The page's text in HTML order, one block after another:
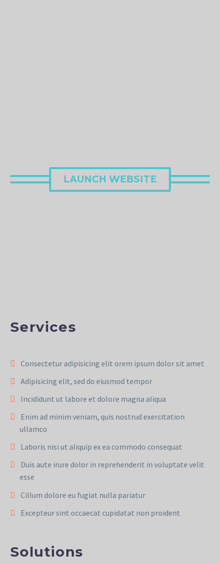
LAUNCH WEBSITE
Services
Consectetur adipisicing elit orem ipsum dolor sit amet
Adipisicing elit, sed do eiusmod tempor
Incididunt ut labore et dolore magna aliqua
Enim ad minim veniam, quis nostrud exercitation
ullamco
Laboris nisi ut aliquip ex ea commodo consequat
Duis aute irure dolor in reprehenderit in voluptate velit
esse
Cillum dolore eu fugiat nulla pariatur
Excepteur sint occaecat cupidatat non proident
Solutions